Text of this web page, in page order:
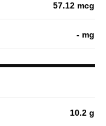
57.12 mcg
- mg
10.2 g